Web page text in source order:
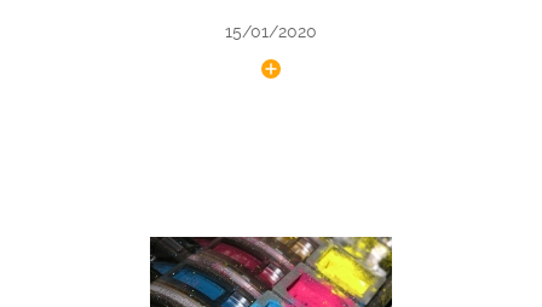
15/01/2020